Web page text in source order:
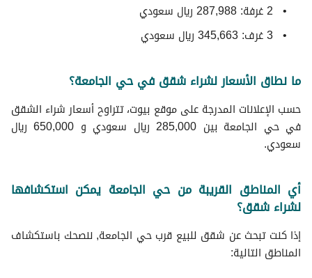
2 غرفة: 287,988 ريال سعودي
3 غرف: 345,663 ريال سعودي
ما نطاق الأسعار لشراء شقق في حي الجامعة؟
حسب الإعلانات المدرجة على موقع بيوت، تتراوح أسعار شراء الشقق
في حي الجامعة بين 285,000 ريال سعودي و 650,000 ريال
سعودي.
أي المناطق القريبة من حي الجامعة يمكن استكشافها
لشراء شقق؟
إذا كنت تبحث عن شقق للبيع قرب حي الجامعة, ننصحك باستكشاف
المناطق التالية: